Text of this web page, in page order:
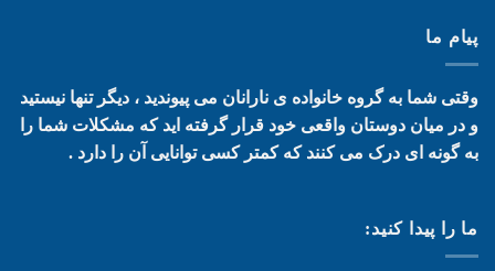
پیام ما
وقتی شما به گروه خانواده ی نارانان می پیوندید ، دیگر تنها نیستید
و در میان دوستان واقعی خود قرار گرفته اید که مشکلات شما را
به گونه ای درک می کنند که کمتر کسی توانایی آن را دارد .
ما را پیدا کنید: